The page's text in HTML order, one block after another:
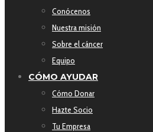
Conócenos
Nuestra misión
Sobre el cáncer
Equipo
CÓMO AYUDAR
Cómo Donar
Hazte Socio
Tu Empresa